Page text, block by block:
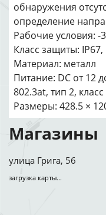
обнаружения
определение
Рабочие условия: -
Класс защиты: IP67,
Материал: металл
Питание: DC от 12
802.3at, тип 2,
Размеры: 428.5 ×
Магазины
улица Грига, 56
загрузка карты...